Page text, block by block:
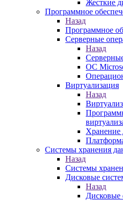
Жесткие
Программное
Назад
Программное
Серверные
Назад
ОС
Виртуализация
Назад
Хранение
Системы хранения
Назад
Системы
Дисковые
Назад
Дисковые